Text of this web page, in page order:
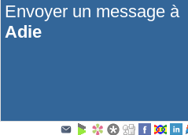
Envoyer un message à
Adie